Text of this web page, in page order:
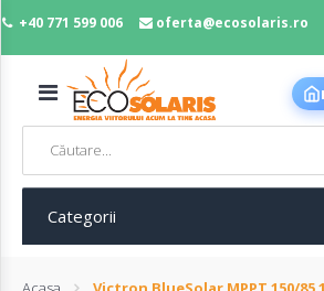
+40 771 599 006 oferta@ecosolaris.ro
MENIU
Panouri
fotovoltaice
Categorii